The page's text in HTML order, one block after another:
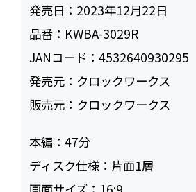
発売日： 2023年12月22日
品番： KWBA-3029R
JANコード：4532640930295
発売元： クロックワークス
販売元： クロックワークス
本編：47
ディスク仕様： 片面1層